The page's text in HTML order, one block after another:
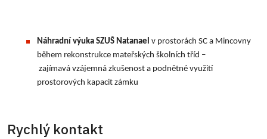
Náhradní výuka SZUŠ Natanael v prostorách SC a Mincovny
během rekonstrukce mateřských školních tříd –
zajímavá vzájemná zkušenost a podnětné využití
prostorových kapacit zámku
Rychlý kontakt